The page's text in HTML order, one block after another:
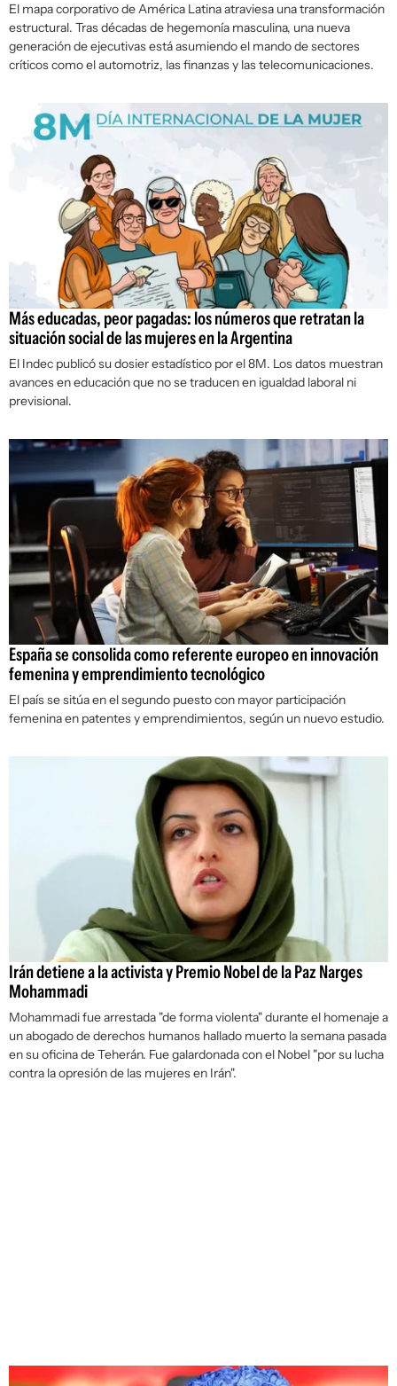
El mapa corporativo de América Latina atraviesa una transformación
estructural. Tras décadas de hegemonía masculina, una nueva
generación de ejecutivas está asumiendo el mando de sectores
críticos como el automotriz, las finanzas y las telecomunicaciones.
Más educadas, peor pagadas: los números que retratan la
situación social de las mujeres en la Argentina
El Indec publicó su dosier estadístico por el 8M. Los datos muestran
avances en educación que no se traducen en igualdad laboral ni
previsional.
España se consolida como referente europeo en innovación
femenina y emprendimiento tecnológico
El país se sitúa en el segundo puesto con mayor participación
femenina en patentes y emprendimientos, según un nuevo estudio.
Irán detiene a la activista y Premio Nobel de la Paz Narges
Mohammadi
Mohammadi fue arrestada "de forma violenta" durante el homenaje a
un abogado de derechos humanos hallado muerto la semana pasada
en su oficina de Teherán. Fue galardonada con el Nobel "por su lucha
contra la opresión de las mujeres en Irán".